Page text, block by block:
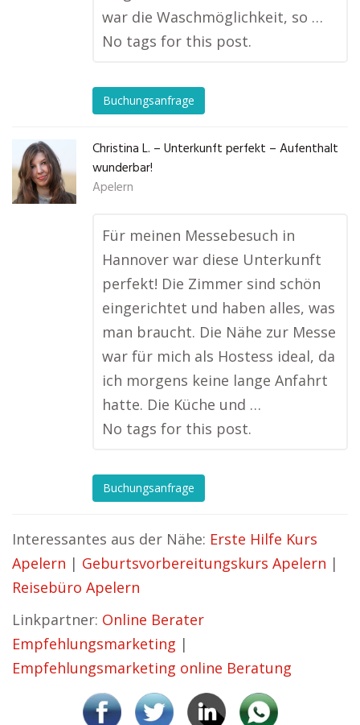
war die Waschmöglichkeit, so …
No tags for this post.
Buchungsanfrage
Christina L. – Unterkunft perfekt – Aufenthalt
wunderbar!
Apelern
Für meinen Messebesuch in
Hannover war diese Unterkunft
perfekt! Die Zimmer sind schön
eingerichtet und haben alles, was
man braucht. Die Nähe zur Messe
war für mich als Hostess ideal, da
ich morgens keine lange Anfahrt
hatte. Die Küche und …
No tags for this post.
Buchungsanfrage
Interessantes aus der Nähe: Erste Hilfe Kurs
Apelern | Geburtsvorbereitungskurs Apelern |
Reisebüro Apelern
Linkpartner: Online Berater
Empfehlungsmarketing |
Empfehlungsmarketing online Beratung